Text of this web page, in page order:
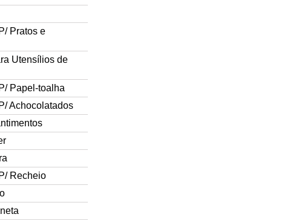
Pratos e
Utensílios de
Papel-toalha
Achocolatados
Recheio